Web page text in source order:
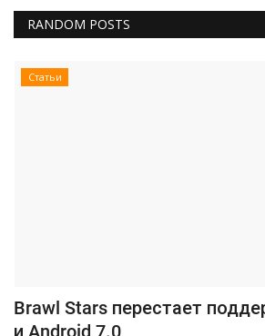
RANDOM POSTS
Статьи
Brawl Stars перестает
и Android 7.0